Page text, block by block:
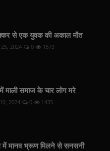
से एक युवक की अकाल मौत
2024 0 1573
समाज के चार लोग मरे
2024 0 1435
में मानव भ्रूण मिलने से सनसनी